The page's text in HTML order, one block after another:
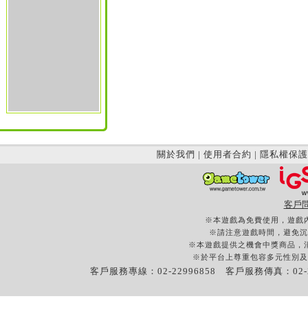
關於我們 | 使用者合約 | 隱私權保護
客戶
※本遊戲為免費使用，遊戲
※請注意遊戲時間，避免
※本遊戲提供之機會中獎商品，
※於平台上尊重包容多元性別
客戶服務專線：02-22996858 客戶服務傳真：